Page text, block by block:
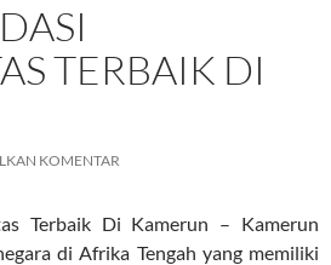
TERBAIK DI
KOMENTAR
Terbaik Di Kamerun – Kamerun
di Afrika Tengah yang memiliki